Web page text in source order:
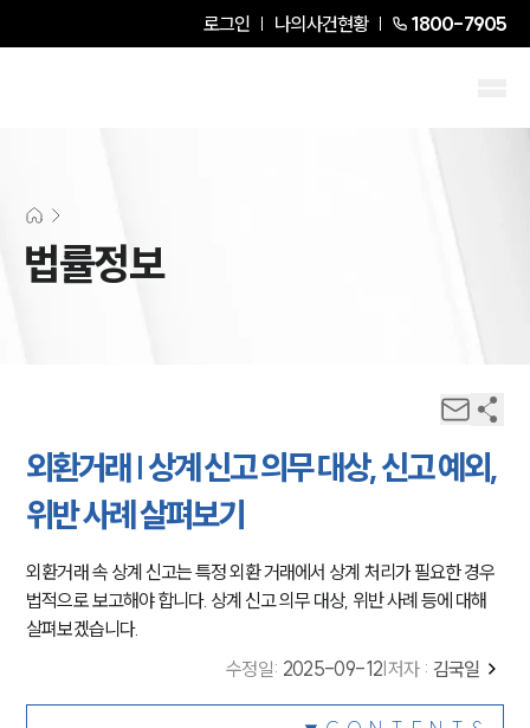
로그인 나의사건현황 1800-7905
법률정보
외환거래 | 상계 신고 의무 대상, 신고 예외,
위반 사례 살펴보기
외환거래 속 상계 신고는 특정 외환 거래에서 상계 처리가 필요한 경우
법적으로 보고해야 합니다. 상계 신고 의무 대상, 위반 사례 등에 대해
살펴보겠습니다.
수정일: 2025-09-12 저자 : 김국일